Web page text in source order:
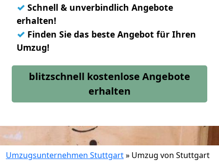
✓ Schnell & unverbindlich Angebote
erhalten!
✓ Finden Sie das beste Angebot für Ihren
Umzug!
blitzschnell kostenlose Angebote
erhalten
Umzugsunternehmen Stuttgart» Umzug von Stuttgart